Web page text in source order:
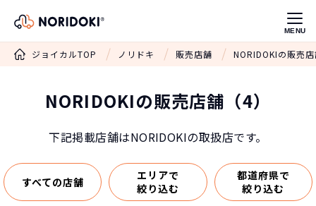
MENU
ジョイカルTOP ノリドキ 販売店舗 NORIDOKIの販売
NORIDOKIの販売店舗（4）
下記掲載店舗はNORIDOKIの取扱店です。
すべての店舗
エリアで
絞り込む
都道府県で
絞り込む